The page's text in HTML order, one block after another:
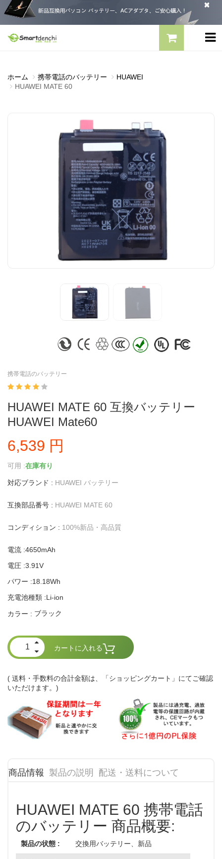
ホーム 携帯電話のバッテリー
HUAWEI
HUAWEI MATE 60
携帯電話のバッテリー
HUAWEI MATE 60 互換バッテリー
HUAWEI Mate60
6,539 円
可用 :在庫有り
対応ブランド : HUAWEI バッテリー
互換部品番号 : HUAWEI MATE 60
コンディション : 100%新品・高品質
電流 :4650mAh
電圧 :3.91V
パワー :18.18Wh
充電池種類 :Li-ion
カラー : ブラック
カートに入れる
( 送料・手数料の合計金額は、「ショッピングカート」にてご確認
いただけます。)
商品情報 製品の説明 配送・送料について
HUAWEI MATE 60 携帯電話
のバッテリー 商品概要:
製品の状態 : 交換用バッテリー、新品